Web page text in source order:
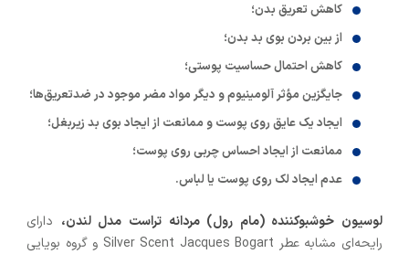
کاهش تعریق بدن؛
از بین بردن بوی بد بدن؛
کاهش احتمال حساسیت پوستی؛
جایگزین مؤثر آلومینیوم و دیگر مواد مضر موجود در ضدتعریق‌ها؛
ایجاد یک عایق روی پوست و ممانعت از ایجاد بوی بد زیربغل؛
ممانعت از ایجاد احساس چربی روی پوست؛
عدم ایجاد لک روی پوست یا لباس.
لوسیون خوشبوکننده (مام رول) مردانه تراست مدل لندن، دارای
رایحه‌ای مشابه عطر Silver Scent Jacques Bogart و گروه بویایی